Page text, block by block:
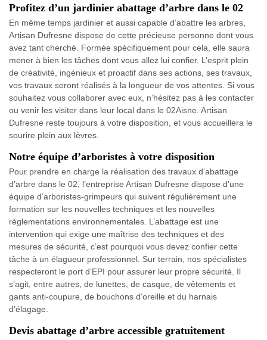
Profitez d’un jardinier abattage d’arbre dans le 02
En même temps jardinier et aussi capable d’abattre les arbres,
Artisan Dufresne dispose de cette précieuse personne dont vous
avez tant cherché. Formée spécifiquement pour cela, elle saura
mener à bien les tâches dont vous allez lui confier. L’esprit plein
de créativité, ingénieux et proactif dans ses actions, ses travaux,
vos travaux seront réalisés à la longueur de vos attentes. Si vous
souhaitez vous collaborer avec eux, n’hésitez pas à les contacter
ou venir les visiter dans leur local dans le 02Aisne. Artisan
Dufresne reste toujours à votre disposition, et vous accueillera le
sourire plein aux lèvres.
Notre équipe d’arboristes à votre disposition
Pour prendre en charge la réalisation des travaux d’abattage
d’arbre dans le 02, l’entreprise Artisan Dufresne dispose d’une
équipe d’arboristes-grimpeurs qui suivent régulièrement une
formation sur les nouvelles techniques et les nouvelles
règlementations environnementales. L’abattage est une
intervention qui exige une maîtrise des techniques et des
mesures de sécurité, c’est pourquoi vous devez confier cette
tâche à un élagueur professionnel. Sur terrain, nos spécialistes
respecteront le port d’EPI pour assurer leur propre sécurité. Il
s’agit, entre autres, de lunettes, de casque, de vêtements et
gants anti-coupure, de bouchons d’oreille et du harnais
d’élagage.
Devis abattage d’arbre accessible gratuitement